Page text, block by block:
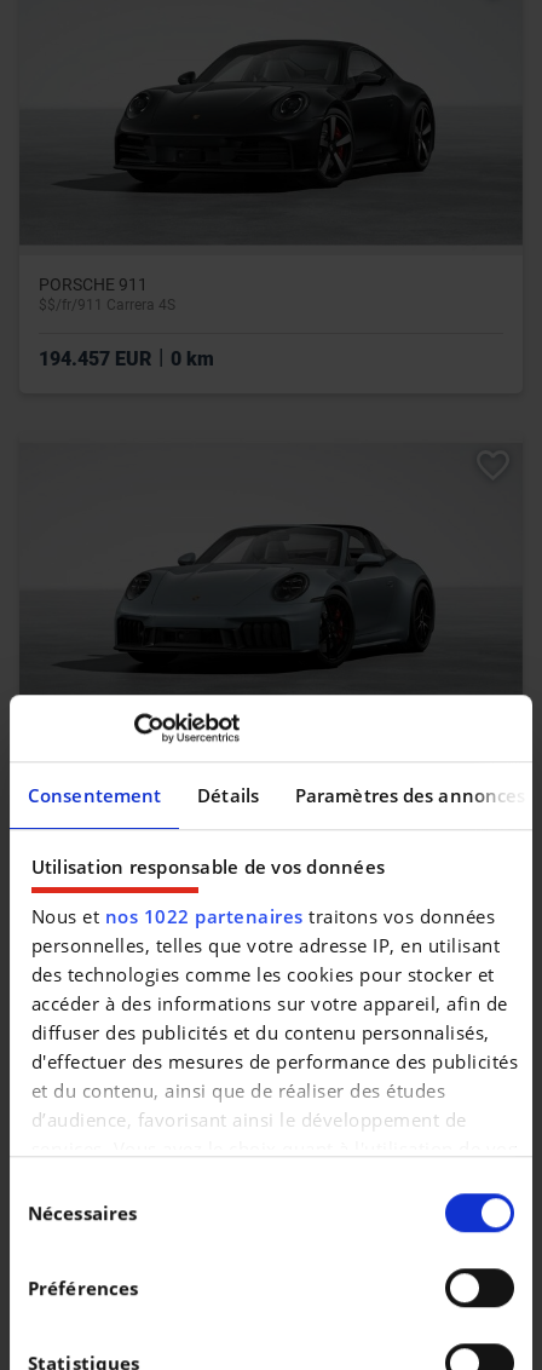
Consentement Détails Paramètres des annonces
Utilisation responsable de vos données
Nous et nos 1022 partenaires traitons vos données
personnelles, telles que votre adresse IP, en utilisant
des technologies comme les cookies pour stocker et
accéder à des informations sur votre appareil, afin de
diffuser des publicités et du contenu personnalisés,
d'effectuer des mesures de performance des publicités
et du contenu, ainsi que de réaliser des études
d’audience, favorisant ainsi le développement de
services. Vous avez le choix quant à l'utilisation de vos
retirer votre consentement à tout moment en
consultant la Déclaration relative aux cookies ou en
Collecter des informations sur votre localisation
duNécessaires
Préférences
Statistiques
PORSCHE 911
$$/fr/911 Carrera 4S
194.457 EUR | 0 km
PORSCHE 911
|